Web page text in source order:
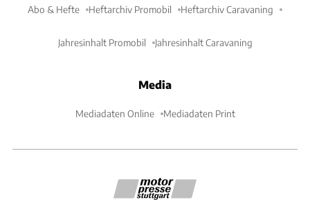
Abo & Hefte Heftarchiv Promobil Heftarchiv Caravaning
Jahresinhalt Promobil Jahresinhalt Caravaning
Media
Mediadaten Online Mediadaten Print